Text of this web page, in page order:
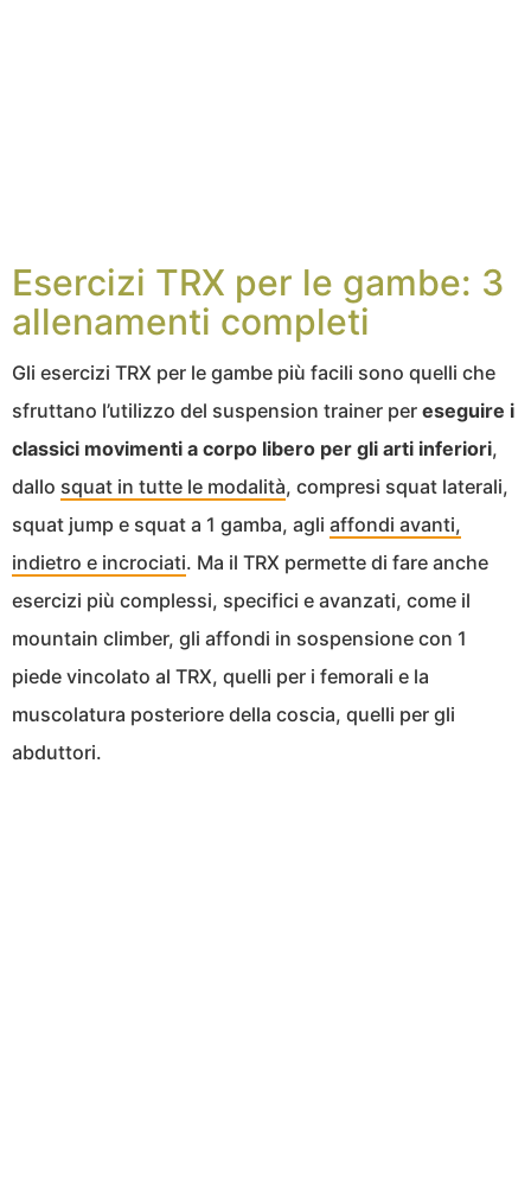
Esercizi TRX per le gambe: 3
allenamenti completi
Gli esercizi TRX per le gambe più facili sono quelli che
sfruttano l’utilizzo del suspension trainer per eseguire i
classici movimenti a corpo libero per gli arti inferiori,
dallo squat in tutte le modalità, compresi squat laterali,
squat jump e squat a 1 gamba, agli affondi avanti,
indietro e incrociati. Ma il TRX permette di fare anche
esercizi più complessi, specifici e avanzati, come il
mountain climber, gli affondi in sospensione con 1
piede vincolato al TRX, quelli per i femorali e la
muscolatura posteriore della coscia, quelli per gli
abduttori.